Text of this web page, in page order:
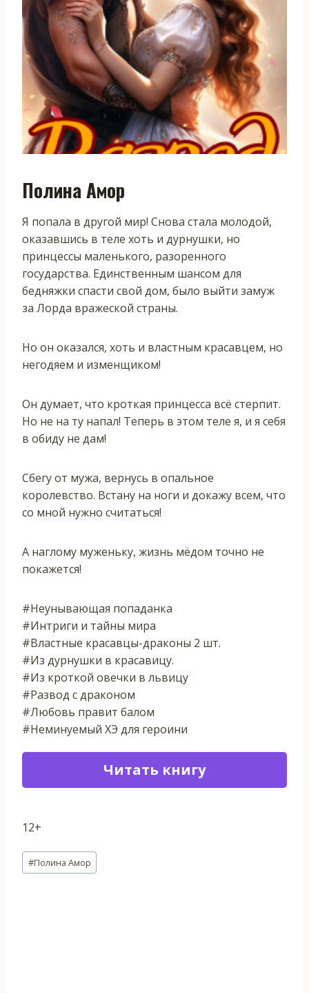
Полина Амор
Я попала в другой мир! Снова стала молодой,
оказавшись в теле хоть и дурнушки, но
принцессы маленького, разоренного
государства. Единственным шансом для
бедняжки спасти свой дом, было выйти замуж
за Лорда вражеской страны.
Но он оказался, хоть и властным красавцем, но
негодяем и изменщиком!
Он думает, что кроткая принцесса всё стерпит.
Но не на ту напал! Теперь в этом теле я, и я себя
в обиду не дам!
Сбегу от мужа, вернусь в опальное
королевство. Встану на ноги и докажу всем, что
со мной нужно считаться!
А наглому муженьку, жизнь мёдом точно не
покажется!
#Неунывающая попаданка
#Интриги и тайны мира
#Властные красавцы-драконы 2 шт.
#Из дурнушки в красавицу.
#Из кроткой овечки в львицу
#Развод с драконом
#Любовь правит балом
#Неминуемый ХЭ для героини
Читать книгу
12+
Метки
записи:
#Полина Амор